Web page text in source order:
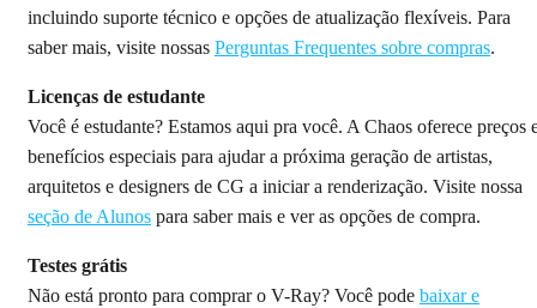
incluindo suporte técnico e opções de atualização flexíveis. Para
saber mais, visite nossas Perguntas Frequentes sobre compras.
Licenças de estudante
Você é estudante? Estamos aqui pra você. A Chaos oferece preços
benefícios especiais para ajudar a próxima geração de artistas,
arquitetos e designers de CG a iniciar a renderização. Visite nossa
seção de Alunos para saber mais e ver as opções de compra.
Testes grátis
Não está pronto para comprar o V-Ray? Você pode baixar e